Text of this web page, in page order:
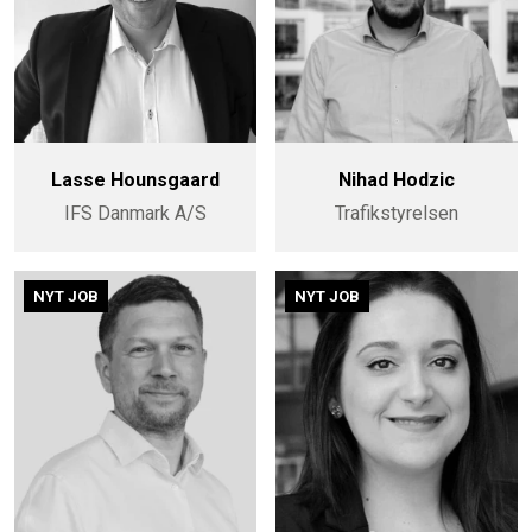
Lasse Hounsgaard
IFS Danmark A/S
Nihad Hodzic
Trafikstyrelsen
NYT JOB NYT JOB